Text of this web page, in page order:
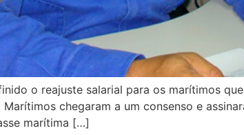
o reajuste salarial para os marítimos
chegaram a um consenso e
marítima […]